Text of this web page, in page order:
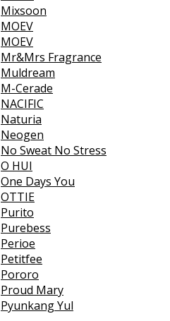
Mixsoon
MOEV
MOEV
Mr&Mrs Fragrance
Muldream
M-Cerade
NACIFIC
Naturia
Neogen
No Sweat No Stress
O HUI
One Days You
OTTIE
Purito
Purebess
Perioe
Petitfee
Pororo
Proud Mary
Pyunkang Yul